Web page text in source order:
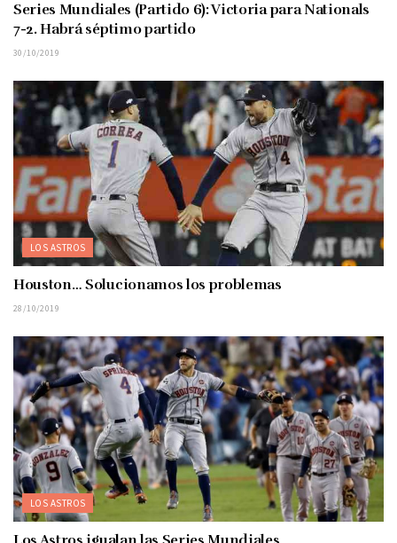
Series Mundiales (Partido 6): Victoria para Nationals
7-2. Habrá séptimo partido
30/10/2019
LOS ASTROS
Houston… Solucionamos los problemas
28/10/2019
LOS ASTROS